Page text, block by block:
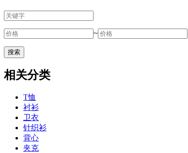
~
相关分类
T恤
衬衫
卫衣
针织衫
背心
夹克